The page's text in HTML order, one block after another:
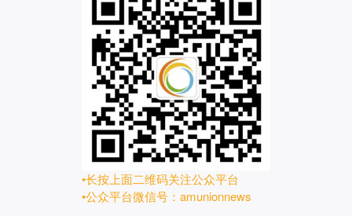
•长按上面二维码关注公众平台
•公众平台微信号：amunionnews